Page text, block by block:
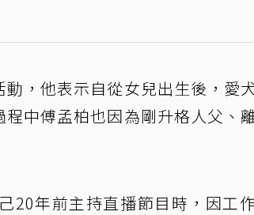
，他表示自從女兒出生後，愛
程中傅孟柏也因為剛升格人父、
20年前主持直播節目時，因工